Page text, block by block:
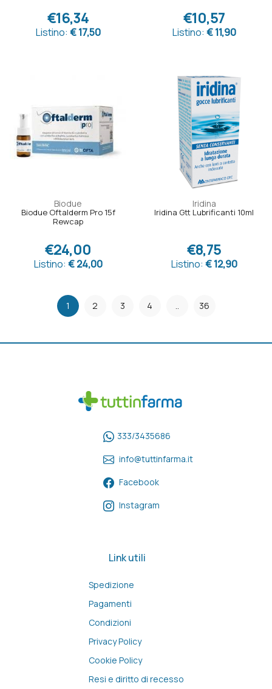
€16,34
Listino: € 17,50
€10,57
Listino: € 11,90
Biodue
Biodue Oftalderm Pro 15f
Rewcap
€24,00
Listino: € 24,00
Iridina
Iridina Gtt Lubrificanti 10ml
€8,75
Listino: € 12,90
1 2 3 4 .. 36
333/3435686
info@tuttinfarma.it
Facebook
Instagram
Link utili
Spedizione
Pagamenti
Condizioni
Privacy Policy
Cookie Policy
Resi e diritto di recesso